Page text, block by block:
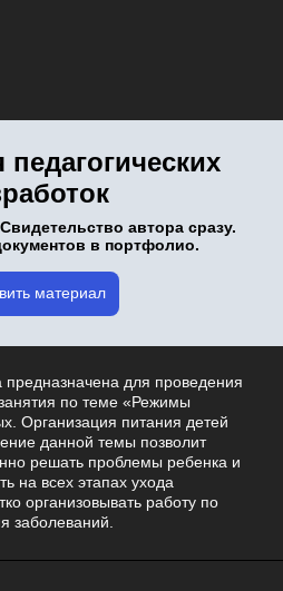
автора сразу.
в портфолио.
материал
предназначена для проведения
по теме «Режимы
Организация питания детей
данной темы позволит
решать проблемы ребенка и
на всех этапах ухода
организовывать работу по
заболеваний.